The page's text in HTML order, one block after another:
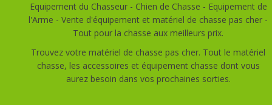
Equipement du Chasseur - Chien de Chasse - Equipement de
l'Arme - Vente d'équipement et matériel de chasse pas cher -
Tout pour la chasse aux meilleurs prix.
Trouvez votre matériel de chasse pas cher. Tout le matériel
chasse, les accessoires et équipement chasse dont vous
aurez besoin dans vos prochaines sorties.